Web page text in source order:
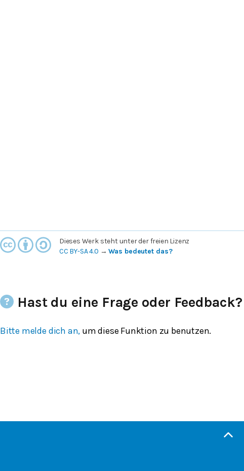
Dieses Werk steht unter der freien Lizenz
CC BY-SA 4.0 →Was bedeutet das?
Hast du eine Frage oder Feedback?
Bitte melde dich an, um diese Funktion zu benutzen.